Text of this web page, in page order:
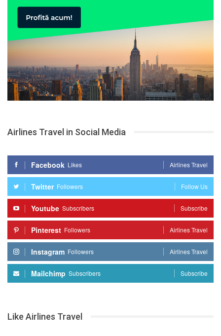
Airlines Travel in Social Media
Facebook Likes Airlines Travel
Twitter Followers Follow Us
Youtube Subscribers Subscribe
Pinterest Followers Airlines Travel
Instagram Followers Airlines Travel
Mailchimp Subscribers Subscribe
Like Airlines Travel